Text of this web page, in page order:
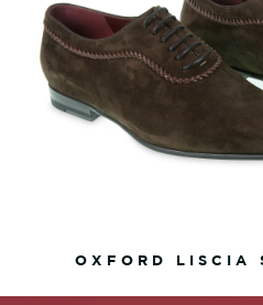
OXFORD LISCIA